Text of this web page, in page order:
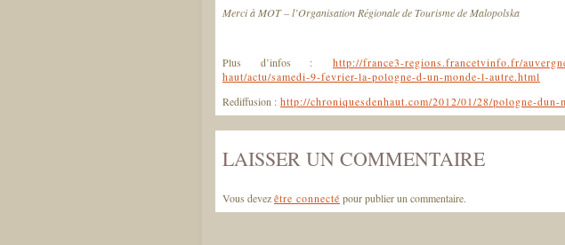
Merci à MOT – l’Organisation Régionale de Tourisme de Malopolska
Plus d’infos : http://france3-regions.francetvinfo.fr/
haut/actu/samedi-9-fevrier-la-pologne-d-un-monde-l-autre.html
Rediffusion : http://chroniquesdenhaut.com/2012/01/28/pologne-dun-
LAISSER UN COMMENTAIRE
Vous devezêtre connecté pour publier un commentaire.